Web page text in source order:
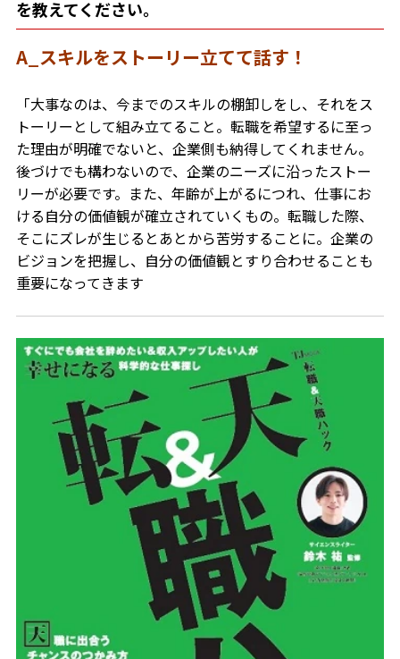
を教えてください。
A_スキルをストーリー立てて話す！
「大事なのは、今までのスキルの棚卸しをし、それをス
トーリーとして組み立てること。転職を希望するに至っ
た理由が明確でないと、企業側も納得してくれません。
後づけでも構わないので、企業のニーズに沿ったストー
リーが必要です。また、年齢が上がるにつれ、仕事にお
ける自分の価値観が確立されていくもの。転職した際、
そこにズレが生じるとあとから苦労することに。企業の
ビジョンを把握し、自分の価値観とすり合わせることも
重要になってきます